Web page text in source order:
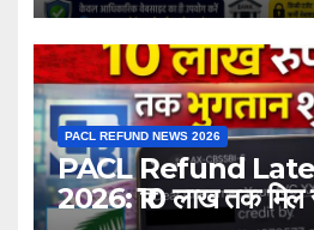
PACL REFUND NEWS 2026
PACL Refund
2026: ₹10 लाख तक मिल